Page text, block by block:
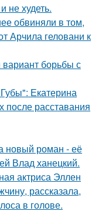
не худеть.
обвиняли в том,
Арчила геловани к
борьбы с
Екатерина
после расставания
новый роман - её
Влад ханецкий.
актриса Эллен
рассказала,
в голове.